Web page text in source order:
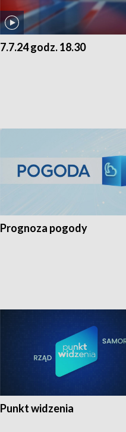
7.7.24 godz. 18.30
Prognoza pogody
Punkt widzenia